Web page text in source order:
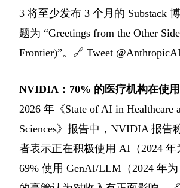
3 将至少发布 3 个月的 Substack
题为 “Greetings from the Other
Frontier)”。🔗 Tweet
NVIDIA：70% 的医疗机构在使用
2026 年《State of AI in Healthcare
Sciences》报告中，NVIDIA 报告
者表示正在积极使用 AI（2024 年
69% 使用 GenAI/LLM（2024 年